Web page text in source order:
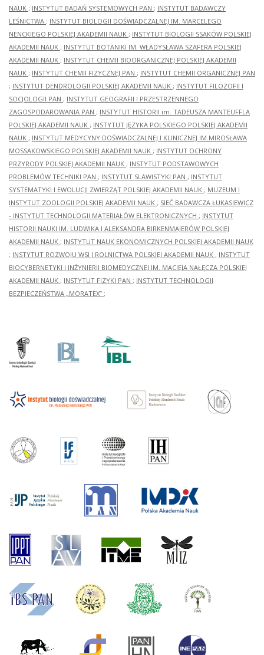
NAUK ; INSTYTUT BADAŃ SYSTEMOWYCH PAN ; INSTYTUT BADAWCZY
LEŚNICTWA ; INSTYTUT BIOLOGII DOŚWIADCZALNEJ IM. MARCELEGO
NENCKIEGO POLSKIEJ AKADEMII NAUK ; INSTYTUT BIOLOGII SSAKÓW POLSKIEJ
AKADEMII NAUK ; INSTYTUT BOTANIKI IM. WŁADYSŁAWA SZAFERA POLSKIEJ
AKADEMII NAUK ; INSTYTUT CHEMII BIOORGANICZNEJ POLSKIEJ AKADEMII
NAUK ; INSTYTUT CHEMII FIZYCZNEJ PAN ; INSTYTUT CHEMII ORGANICZNEJ PAN
; INSTYTUT DENDROLOGII POLSKIEJ AKADEMII NAUK ; INSTYTUT FILOZOFII I
SOCJOLOGII PAN ; INSTYTUT GEOGRAFII I PRZESTRZENNEGO
ZAGOSPODAROWANIA PAN ; INSTYTUT HISTORII im. TADEUSZA MANTEUFFLA
POLSKIEJ AKADEMII NAUK ; INSTYTUT JĘZYKA POLSKIEGO POLSKIEJ AKADEMII
NAUK ; INSTYTUT MEDYCYNY DOŚWIADCZALNEJ I KLINICZNEJ IM.MIROSŁAWA
MOSSAKOWSKIEGO POLSKIEJ AKADEMII NAUK ; INSTYTUT OCHRONY
PRZYRODY POLSKIEJ AKADEMII NAUK ; INSTYTUT PODSTAWOWYCH
PROBLEMÓW TECHNIKI PAN ; INSTYTUT SLAWISTYKI PAN ; INSTYTUT
SYSTEMATYKI I EWOLUCJI ZWIERZĄT POLSKIEJ AKADEMII NAUK ; MUZEUM I
INSTYTUT ZOOLOGII POLSKIEJ AKADEMII NAUK ; SIEĆ BADAWCZA ŁUKASIEWICZ
- INSTYTUT TECHNOLOGII MATERIAŁÓW ELEKTRONICZNYCH ; INSTYTUT
HISTORII NAUKI IM. LUDWIKA I ALEKSANDRA BIRKENMAJERÓW POLSKIEJ
AKADEMII NAUK ; INSTYTUT NAUK EKONOMICZNYCH POLSKIEJ AKADEMII NAUK
; INSTYTUT ROZWOJU WSI I ROLNICTWA POLSKIEJ AKADEMII NAUK ; INSTYTUT
BIOCYBERNETYKI I INŻYNIERII BIOMEDYCZNEJ IM. MACIEJA NAŁĘCZA POLSKIEJ
AKADEMII NAUK ; INSTYTUT FIZYKI PAN ; INSTYTUT TECHNOLOGII
BEZPIECZEŃSTWA „MORATEX” ;